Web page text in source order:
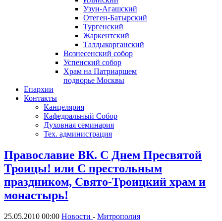
Узун-Агашский
Отеген-Батырский
Тургенский
Жаркентский
Талдыкорганский
Вознесенский собор
Успенский собор
Храм на Патриаршем
подворье Москвы
Епархии
Контакты
Канцелярия
Кафедральный Собор
Духовная семинария
Тех. администрация
Православие ВК. С Днем Пресвятой
Троицы! или С престольным
праздником, Свято-Троицкий храм и
монастырь!
25.05.2010 00:00 Новости - Митрополия